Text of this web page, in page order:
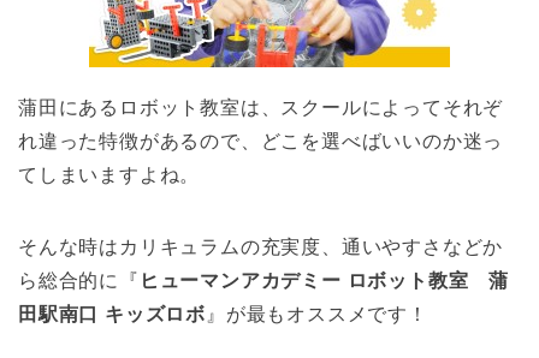
蒲田にあるロボット教室は、スクールによってそれぞ
れ違った特徴があるので、どこを選べばいいのか迷っ
てしまいますよね。
そんな時はカリキュラムの充実度、通いやすさなどか
ら総合的に『 ヒューマンアカデミー ロボット教室 蒲
田駅南口 キッズロボ 』が最もオススメです！